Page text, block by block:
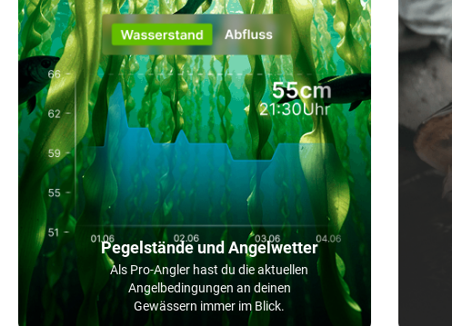
Pegelstände und Angelwetter
Als Pro-Angler hast du die aktuellen
Angelbedingungen an deinen
Gewässern immer im Blick.